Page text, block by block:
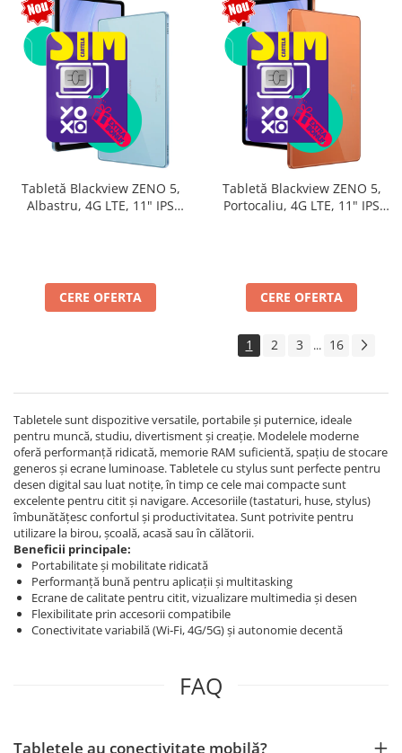
Tabletă Blackview ZENO 5,
Albastru, 4G LTE, 11" IPS
SIM
CERE OFERTA
Tabletă Blackview ZENO 5,
Portocaliu, 4G LTE, 11" IPS
SIM
CERE OFERTA
1 2 3 ... 16
Tabletele sunt dispozitive versatile, portabile și puternice, ideale
pentru muncă, studiu, divertisment și creație. Modelele moderne
oferă performanță ridicată, memorie RAM suficientă, spațiu de stocare
generos și ecrane luminoase. Tabletele cu stylus sunt perfecte pentru
desen digital sau luat notițe, în timp ce cele mai compacte sunt
excelente pentru citit și navigare. Accesoriile (tastaturi, huse, stylus)
îmbunătățesc confortul și productivitatea. Sunt potrivite pentru
utilizare la birou, școală, acasă sau în călătorii.
Beneficii principale:
Portabilitate și mobilitate ridicată
Performanță bună pentru aplicații și multitasking
Ecrane de calitate pentru citit, vizualizare multimedia și desen
Flexibilitate prin accesorii compatibile
Conectivitate variabilă (Wi‑Fi, 4G/5G) și autonomie decentă
FAQ
Tabletele au conectivitate mobilă?